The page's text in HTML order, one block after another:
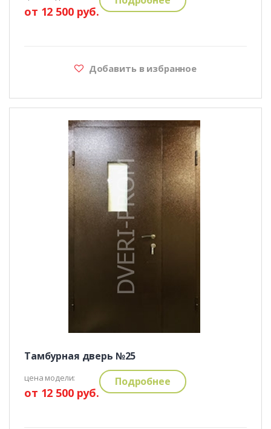
от 12 500 руб.
Добавить в избранное
Тамбурная дверь №25
цена модели:
от 12 500 руб.
Подробнее